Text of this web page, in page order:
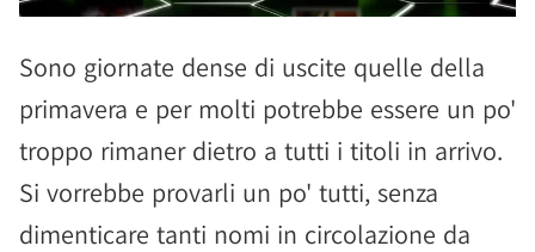
Sono giornate dense di uscite quelle della
primavera e per molti potrebbe essere un po'
troppo rimaner dietro a tutti i titoli in arrivo.
Si vorrebbe provarli un po' tutti, senza
dimenticare tanti nomi in circolazione da